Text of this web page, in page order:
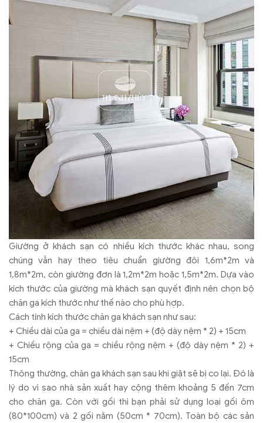
Giường ở khách sạn có nhiều kích thước khác nhau, song
chúng vẫn hay theo tiêu chuẩn giường đôi 1,6m*2m và
1,8m*2m, còn giường đơn là 1,2m*2m hoặc 1,5m*2m. Dựa vào
kích thước của giường mà khách sạn quyết định nên chọn bộ
chăn ga kích thước như thế nào cho phù hợp.
Cách tính kích thước chăn ga khách sạn như sau:
+ Chiều dài của ga = chiều dài nệm + (độ dày nệm * 2) + 15cm
+ Chiều rộng của ga = chiều rộng nệm + (độ dày nệm * 2) +
15cm
Thông thường, chăn ga khách sạn sau khi giặt sẽ bị co lại. Đó là
lý do vì sao nhà sản xuất hay cộng thêm khoảng 5 đến 7cm
cho chăn ga. Còn với gối thì bạn phải sử dụng loại gối ôm
(80*100cm) và 2 gối nằm (50cm * 70cm). Toàn bộ các sản